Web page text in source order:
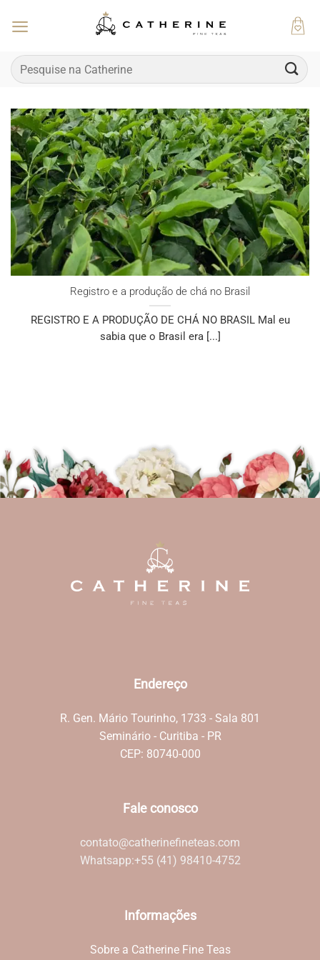
Pesquisar
por:
Registro e a produção de chá no Brasil
REGISTRO E A PRODUÇÃO DE CHÁ NO BRASIL Mal eu
sabia que o Brasil era [...]
Endereço
R. Gen. Mário Tourinho, 1733 - Sala 801
Seminário - Curitiba - PR
CEP: 80740-000
Fale conosco
contato@catherinefineteas.com
Whatsapp:+55 (41) 98410-4752
Informações
Sobre a Catherine Fine Teas